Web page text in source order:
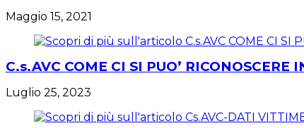
Maggio 15, 2021
C.s.AVC COME CI SI PUO’ RICONOSCERE
Luglio 25, 2023